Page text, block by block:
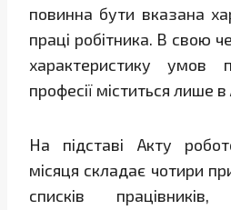
повинна бути вказана
праці робітника. В свою
характеристику умов
професії міститься лише в
На підставі Акту
місяця складає чотири
списків